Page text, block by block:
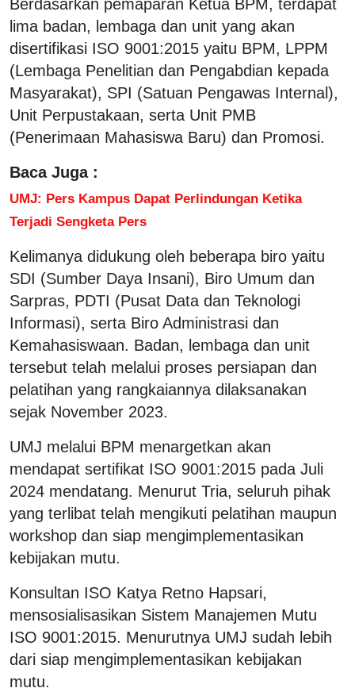
Berdasarkan pemaparan Ketua BPM, terdapat
lima badan, lembaga dan unit yang akan
disertifikasi ISO 9001:2015 yaitu BPM, LPPM
(Lembaga Penelitian dan Pengabdian kepada
Masyarakat), SPI (Satuan Pengawas Internal),
Unit Perpustakaan, serta Unit PMB
(Penerimaan Mahasiswa Baru) dan Promosi.
Baca Juga :
UMJ: Pers Kampus Dapat Perlindungan Ketika
Terjadi Sengketa Pers
Kelimanya didukung oleh beberapa biro yaitu
SDI (Sumber Daya Insani), Biro Umum dan
Sarpras, PDTI (Pusat Data dan Teknologi
Informasi), serta Biro Administrasi dan
Kemahasiswaan. Badan, lembaga dan unit
tersebut telah melalui proses persiapan dan
pelatihan yang rangkaiannya dilaksanakan
sejak November 2023.
UMJ melalui BPM menargetkan akan
mendapat sertifikat ISO 9001:2015 pada Juli
2024 mendatang. Menurut Tria, seluruh pihak
yang terlibat telah mengikuti pelatihan maupun
workshop dan siap mengimplementasikan
kebijakan mutu.
Konsultan ISO Katya Retno Hapsari,
mensosialisasikan Sistem Manajemen Mutu
ISO 9001:2015. Menurutnya UMJ sudah lebih
dari siap mengimplementasikan kebijakan
mutu.